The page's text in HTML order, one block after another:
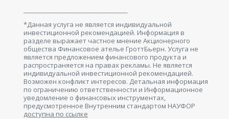
*Данная услуга не является индивидуальной
инвестиционной рекомендацией. Информация в
разделе выражает частное мнение Акционерного
общества Финансовое ателье ГроттБьерн. Услуга не
является предложением финансового продукта и
распространяется на правах рекламы. Не является
индивидуальной инвестиционной рекомендацией.
Возможен конфликт интересов. Детальная информация
по ограничению ответственности и Информационное
уведомление о финансовых инструментах,
предусмотренное Внутренним стандартом НАУФОР
доступна по ссылке